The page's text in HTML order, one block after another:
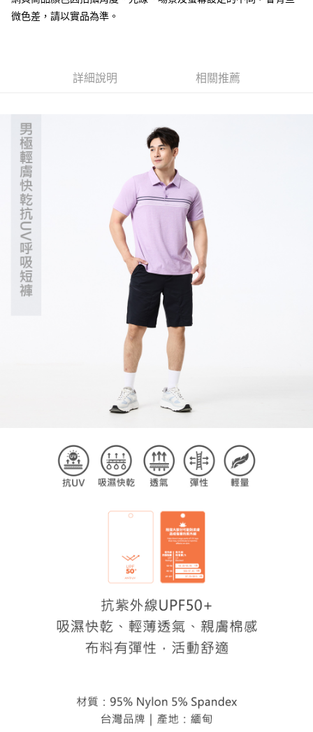
２．關於個人資料處理事宜，請瀏覽以下網址：
４．使用「AFTEE先享後付」時，將依據個別帳號之用戶狀況，依本公司即
５．嚴禁一人註冊多個帳號或使用他人資訊註冊。若發現惡意使用之情形，
恩沛科技股份有限公司將有權停止該用戶之使用額度並採取法律行動。
微色差，請以實品為準。
詳細說明 相關推薦